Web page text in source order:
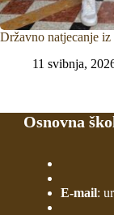
Državno natjecanje
11 svibnja,
Osnovna
E-mail: